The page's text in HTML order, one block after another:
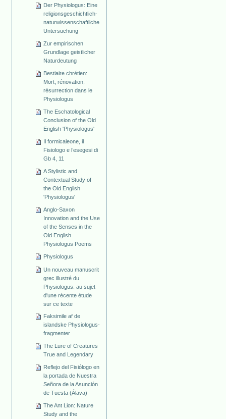
Der Physiologus: Eine
religionsgeschichtlich-
naturwissenschaftliche
Untersuchung
Zur empirischen
Grundlage geistlicher
Naturdeutung
Bestiaire chrétien:
Mort, rénovation,
résurrection dans le
Physiologus
The Eschatological
Conclusion of the Old
English 'Physiologus'
Il formicaleone, il
Fisiologo e l’esegesi di
Gb 4, 11
A Stylistic and
Contextual Study of
the Old English
'Physiologus'
Anglo-Saxon
Innovation and the Use
of the Senses in the
Old English
Physiologus Poems
Physiologus
Un nouveau manuscrit
grec illustré du
Physiologus: au sujet
d'une récente étude
sur ce texte
Faksimile af de
islandske Physiologus-
fragmenter
The Lure of Creatures
True and Legendary
Reflejo del Fisiólogo en
la portada de Nuestra
Señora de la Asunción
de Tuesta (Álava)
The Ant Lion: Nature
Study and the